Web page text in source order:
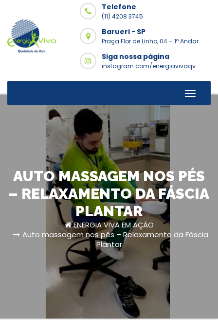
content
Telefone
(11) 4208 3745
Barueri - SP
Praça Flor de Linho, 04 – 1º Andar
Siga nossa página
instagram.com/energiavivaqv
Toggle
AUTO MASSAGEM NOS PÉS
– RELAXAMENTO DA FÁSCIA
PLANTAR
ENERGIA VIVA EM AÇÃO
Auto massagem nos pés – Relaxamento da Fáscia
Plantar